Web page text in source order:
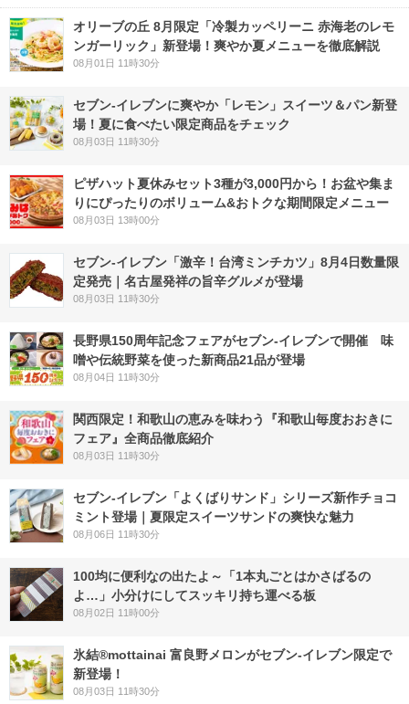
オリーブの丘 8月限定「冷製カッペリーニ 赤海老のレモ
ンガーリック」新登場！爽やか夏メニューを徹底解説
08月01日 11時30分
セブン‐イレブンに爽やか「レモン」スイーツ＆パン新登
場！夏に食べたい限定商品をチェック
08月03日 11時30分
ピザハット夏休みセット3種が3,000円から！お盆や集ま
りにぴったりのボリューム&おトクな期間限定メニュー
08月03日 13時00分
セブン-イレブン「激辛！台湾ミンチカツ」8月4日数量限
定発売｜名古屋発祥の旨辛グルメが登場
08月03日 11時30分
長野県150周年記念フェアがセブン-イレブンで開催 味
噌や伝統野菜を使った新商品21品が登場
08月04日 11時30分
関西限定！和歌山の恵みを味わう『和歌山毎度おおきに
フェア』全商品徹底紹介
08月03日 11時30分
セブン‐イレブン「よくばりサンド」シリーズ新作チョコ
ミント登場｜夏限定スイーツサンドの爽快な魅力
08月06日 11時30分
100均に便利なの出たよ～「1本丸ごとはかさばるの
よ…」小分けにしてスッキリ持ち運べる板
08月02日 11時00分
氷結®mottainai 富良野メロンがセブン‐イレブン限定で
新登場！
08月03日 11時30分